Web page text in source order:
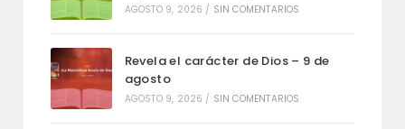
AGOSTO 9, 2026 / SIN COMENTARIOS
Revela el carácter de Dios – 9 de
agosto
AGOSTO 9, 2026 / SIN COMENTARIOS